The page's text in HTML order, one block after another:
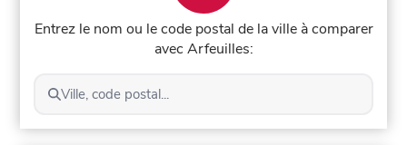
Entrez le nom ou le code postal de la ville à comparer
avec Arfeuilles:
Ville, code postal...